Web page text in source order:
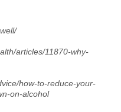
articles/11870-why-
how-to-reduce-your-
on-alcohol